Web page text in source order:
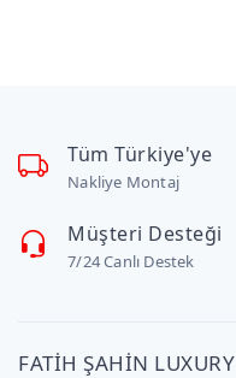
Tüm Türkiye'ye
Nakliye Montaj
Müşteri Desteği
7/24 Canlı Destek
FATİH ŞAHİN LUXURY